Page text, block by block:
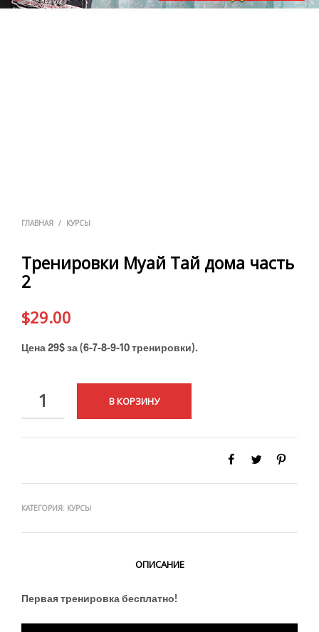
ГЛАВНАЯ / КУРСЫ
Тренировки Муай Тай дома часть
2
$29.00
Цена 29$ за (6-7-8-9-10 тренировки).
КОЛИЧЕСТВО
В КОРЗИНУ
КАТЕГОРИЯ: КУРСЫ
ОПИСАНИЕ
Первая тренировка бесплатно!